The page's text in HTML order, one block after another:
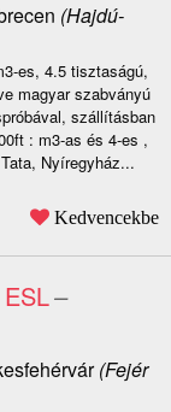
(Hajdú-
es, 4.5 tisztaságú,
magyar szabványú
szállításban
: m3-as és 4-es ,
Nyíregyház...
Kedvencekbe
–
(Fejér